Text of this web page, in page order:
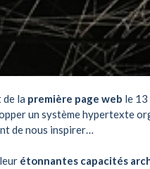
de la première page web le
un système hypertexte
de nous inspirer…
étonnantes capacités